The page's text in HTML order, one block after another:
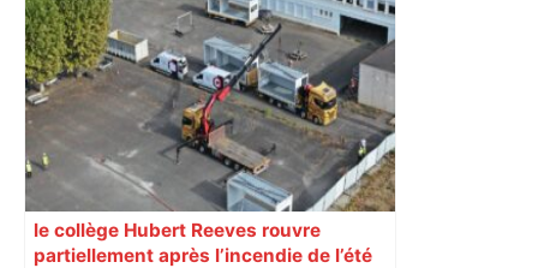
le collège Hubert Reeves rouvre
partiellement après l’incendie de l’été